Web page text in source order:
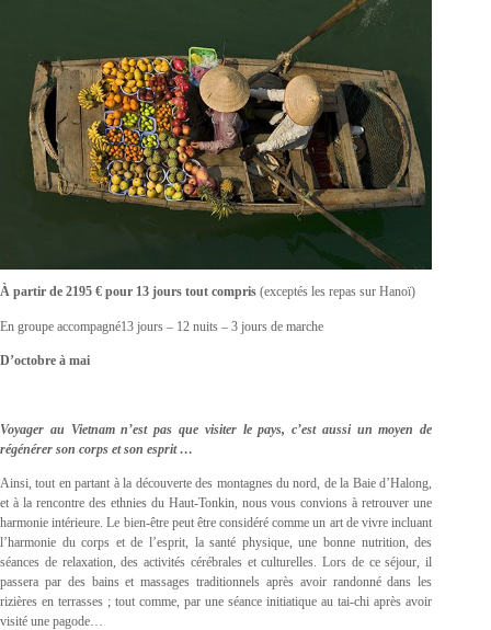
À partir de 2195 € pour 13 jours tout compris (exceptés les repas sur Hanoï)
En groupe accompagné13 jours – 12 nuits – 3 jours de marche
D’octobre à mai
Voyager au Vietnam n’est pas que visiter le pays, c’est aussi un moyen de
régénérer son corps et son esprit …
Ainsi, tout en partant à la découverte des montagnes du nord, de la Baie d’Halong,
et à la rencontre des ethnies du Haut-Tonkin, nous vous convions à retrouver une
harmonie intérieure. Le bien-être peut être considéré comme un art de vivre incluant
l’harmonie du corps et de l’esprit, la santé physique, une bonne nutrition, des
séances de relaxation, des activités cérébrales et culturelles. Lors de ce séjour, il
passera par des bains et massages traditionnels après avoir randonné dans les
rizières en terrasses ; tout comme, par une séance initiatique au tai-chi après avoir
visité une pagode…